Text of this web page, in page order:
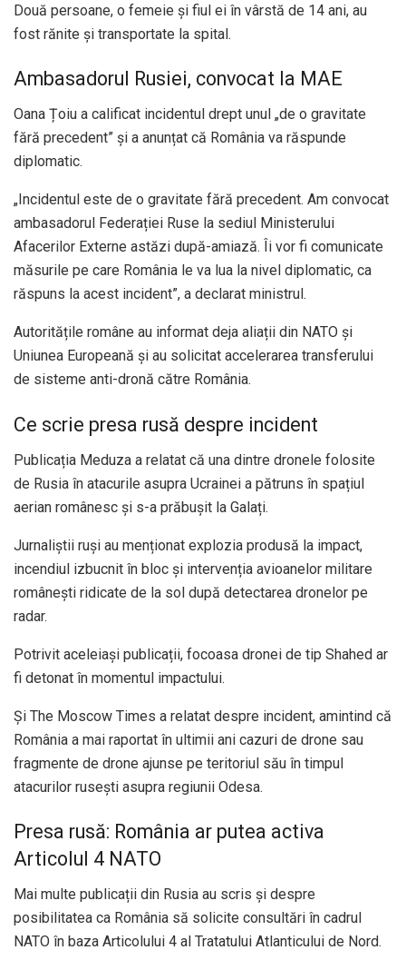
Două persoane, o femeie și fiul ei în vârstă de 14 ani, au
fost rănite și transportate la spital.
Ambasadorul Rusiei, convocat la MAE
Oana Țoiu a calificat incidentul drept unul „de o gravitate
fără precedent” și a anunțat că România va răspunde
diplomatic.
„Incidentul este de o gravitate fără precedent. Am convocat
ambasadorul Federației Ruse la sediul Ministerului
Afacerilor Externe astăzi după-amiază. Îi vor fi comunicate
măsurile pe care România le va lua la nivel diplomatic, ca
răspuns la acest incident”, a declarat ministrul.
Autoritățile române au informat deja aliații din NATO și
Uniunea Europeană și au solicitat accelerarea transferului
de sisteme anti-dronă către România.
Ce scrie presa rusă despre incident
Publicația Meduza a relatat că una dintre dronele folosite
de Rusia în atacurile asupra Ucrainei a pătruns în spațiul
aerian românesc și s-a prăbușit la Galați.
Jurnaliștii ruși au menționat explozia produsă la impact,
incendiul izbucnit în bloc și intervenția avioanelor militare
românești ridicate de la sol după detectarea dronelor pe
radar.
Potrivit aceleiași publicații, focoasa dronei de tip Shahed ar
fi detonat în momentul impactului.
Și The Moscow Times a relatat despre incident, amintind că
România a mai raportat în ultimii ani cazuri de drone sau
fragmente de drone ajunse pe teritoriul său în timpul
atacurilor rusești asupra regiunii Odesa.
Presa rusă: România ar putea activa
Articolul 4 NATO
Mai multe publicații din Rusia au scris și despre
posibilitatea ca România să solicite consultări în cadrul
NATO în baza Articolului 4 al Tratatului Atlanticului de Nord.